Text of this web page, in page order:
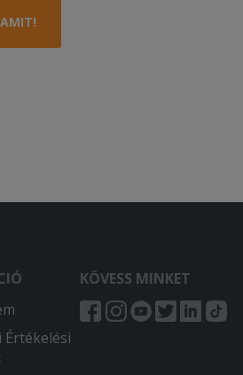
Értékelési
KÖVESS MINKET